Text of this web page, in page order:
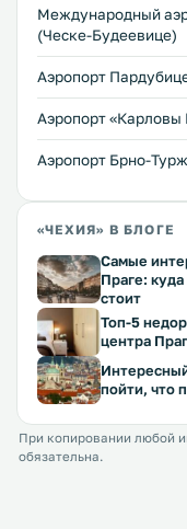
Международный
(Ческе-Будеевице)
Аэропорт
Аэропорт
Аэропорт Брно-
«ЧЕХИЯ» В БЛОГЕ
Самые
Праге:
стоит
Топ-5
центра
пойти, что
При копировании любой
обязательна.